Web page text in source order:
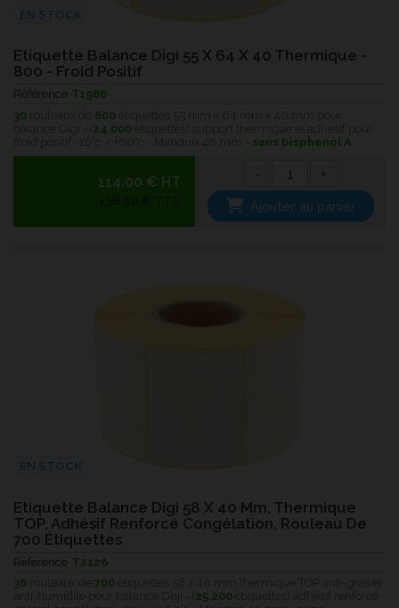
EN STOCK
Etiquette Balance Digi 55 X 64 X 40 Thermique -
800 - Froid Positif
Référence T1966
30
800
24.000
sans bisphenol A
114.00 € HT - +
Ajouter au panier
EN STOCK
Etiquette Balance Digi 58 X 40 Mm, Thermique
TOP, Adhésif Renforcé Congélation, Rouleau De
700 Étiquettes
Référence T2126
36
700
25.200